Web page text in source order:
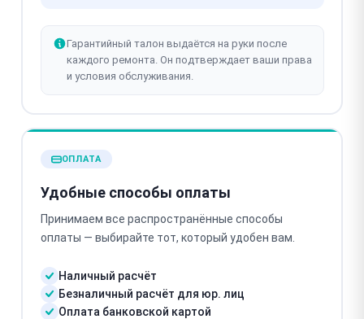
Гарантийный талон выдаётся на руки после
каждого ремонта. Он подтверждает ваши права
и условия обслуживания.
ОПЛАТА
Удобные способы оплаты
Принимаем все распространённые способы
оплаты — выбирайте тот, который удобен вам.
Наличный расчёт
Безналичный расчёт для юр. лиц
Оплата банковской картой